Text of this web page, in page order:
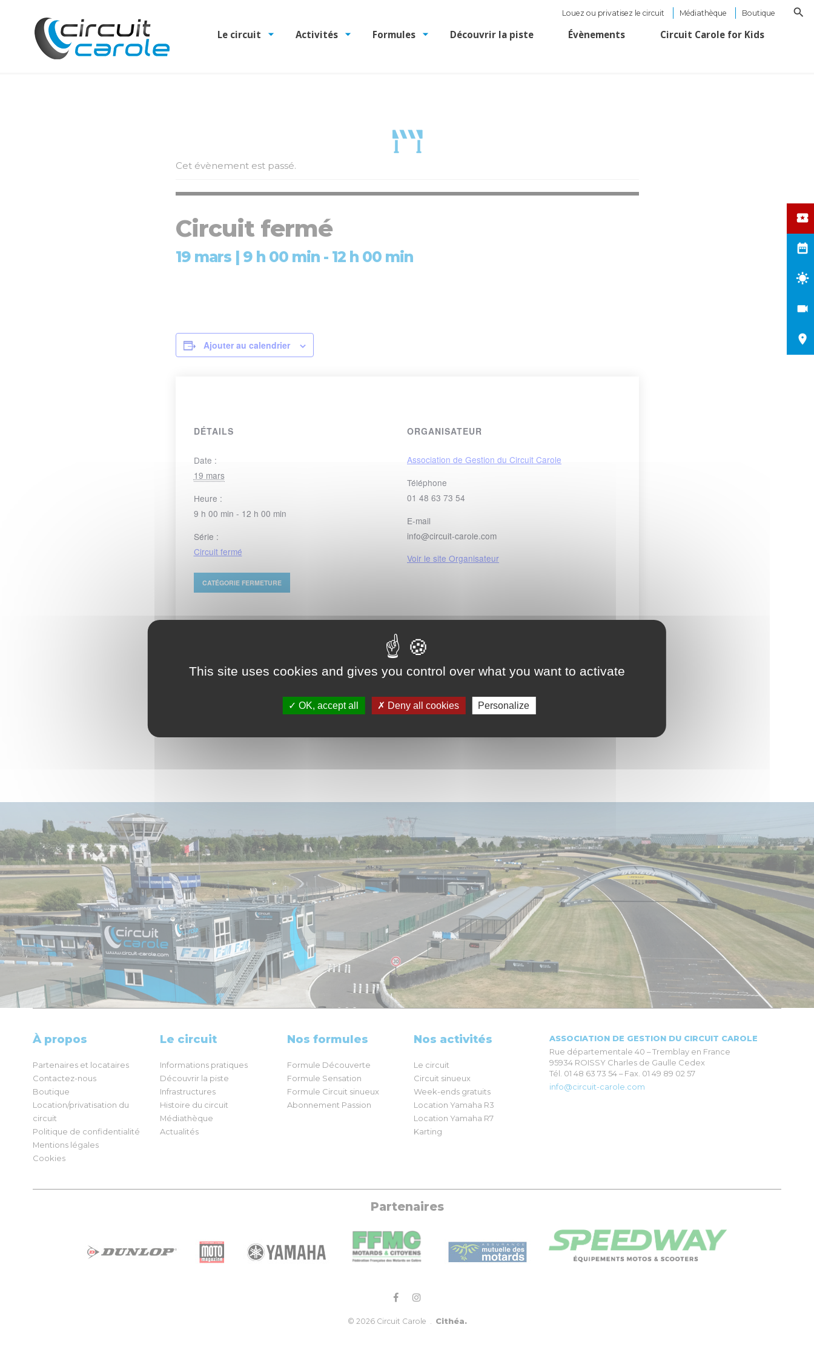
Louez ou privatisez le circuit Médiathèque Boutique
Le circuit Activités Formules Découvrir la piste Évènements Circuit Carole for Kids
Cet évènement est passé.
Circuit fermé
19 mars | 9 h 00 min- 12 h 00 min
Ajouter au calendrier
DÉTAILS
Date :
19 mars
Heure :
9 h 00 min - 12 h 00 min
Série :
Circuit fermé
CATÉGORIE FERMETURE
ORGANISATEUR
Association de Gestion du Circuit Carole
Téléphone
01 48 63 73 54
E-mail
info@circuit-carole.com
Voir le site Organisateur
Sinueux Accès moto payant
VOIR LE CALENDRIER COMPLET
À propos
Partenaires et locataires
Contactez-nous
Boutique
Location/privatisation du
circuit
Politique de confidentialité
Mentions légales
Cookies
Le circuit
Informations pratiques
Découvrir la piste
Infrastructures
Histoire du circuit
Médiathèque
Actualités
Nos formules
Formule Découverte
Formule Sensation
Formule Circuit sinueux
Abonnement Passion
Nos activités
Le circuit
Circuit sinueux
Week-ends gratuits
Location Yamaha R3
Location Yamaha R7
Karting
ASSOCIATION DE GESTION DU CIRCUIT CAROLE
Rue départementale 40 – Tremblay en France
95934 ROISSY Charles de Gaulle Cedex
Tél. 01 48 63 73 54 – Fax. 01 49 89 02 57
info@circuit-carole.com
Partenaires
© 2026 Circuit Carole . Cithéa.
This site uses cookies and gives you control over what you want to activate
OK, accept all Deny all cookies Personalize